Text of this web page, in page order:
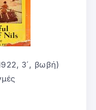
3´, βωβή)